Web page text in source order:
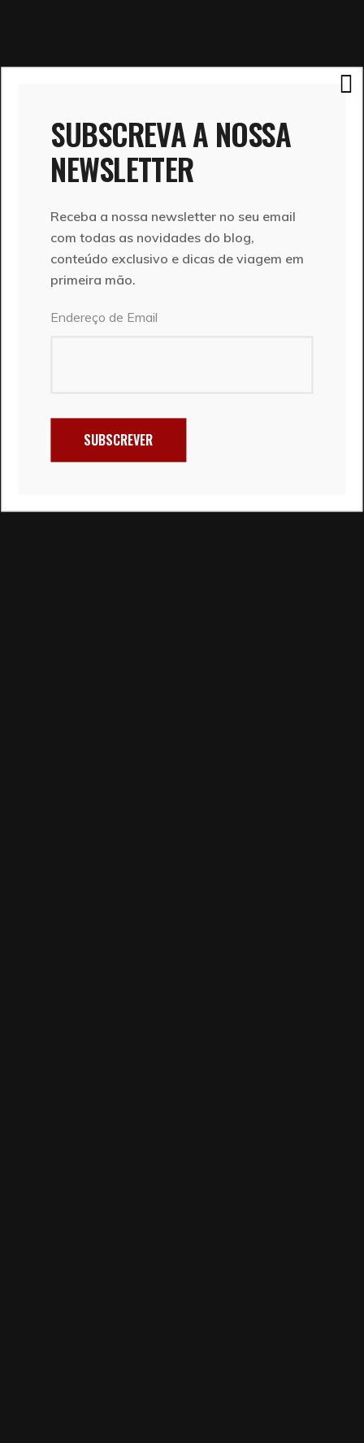
SUBSCREVA A NOSSA
NEWSLETTER
Receba a nossa newsletter no seu email
com todas as novidades do blog,
conteúdo exclusivo e dicas de viagem em
primeira mão.
Endereço de Email
SUBSCREVER